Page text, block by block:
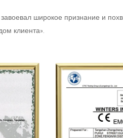
широкое признание и
клиента».